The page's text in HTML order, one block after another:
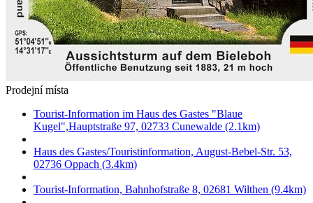
Prodejní místa
Tourist-Information im Haus des Gastes "Blaue
Kugel",Hauptstraße 97, 02733 Cunewalde (2.1km)
Haus des Gastes/Touristinformation, August-Bebel-Str. 53,
02736 Oppach (3.4km)
Tourist-Information, Bahnhofstraße 8, 02681 Wilthen (9.4km)